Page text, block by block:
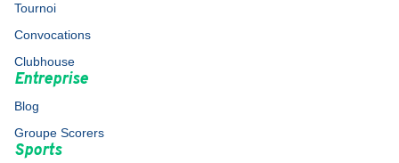
Tournoi
Convocations
Clubhouse
Entreprise
Blog
Groupe Scorers
Sports